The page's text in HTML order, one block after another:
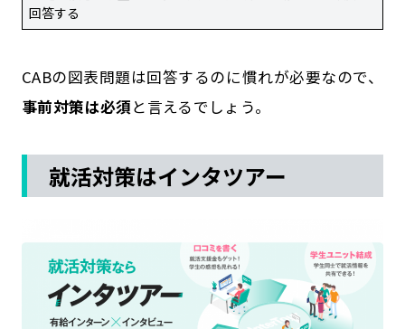
回答する
CABの図表問題は回答するのに慣れが必要なので、
事前対策は必須と言えるでしょう。
就活対策はインタツアー